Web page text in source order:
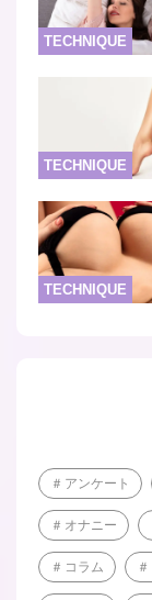
TECHNIQUE
TECHNIQUE
TECHNIQUE
アンケート
オナニー
コラム